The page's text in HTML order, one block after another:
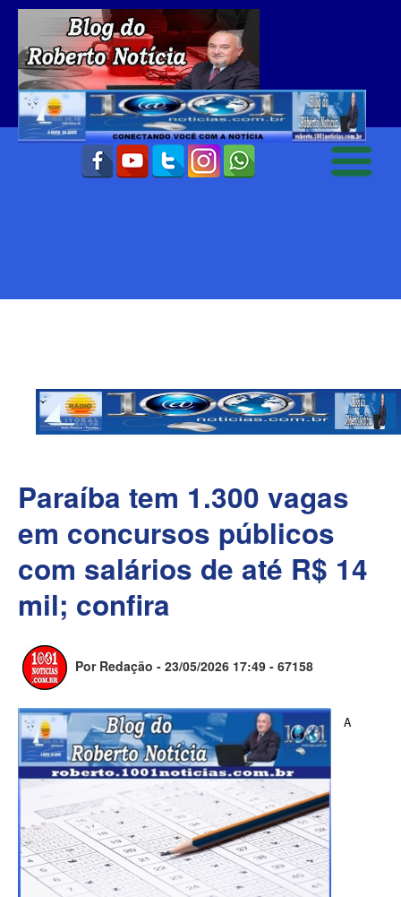
Paraíba tem 1.300 vagas
em concursos públicos
com salários de até R$ 14
mil; confira
Por Redação - 23/05/2026 17:49 - 67158
A